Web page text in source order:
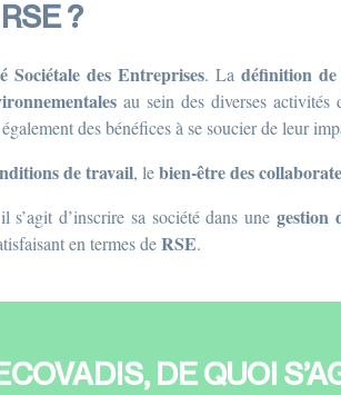
?
Sociétale des Entreprises. La définition
au sein des diverses activités
des bénéfices à se soucier de leur
de travail, lebien-être des
s’agit d’inscrire sa société dans une gestion
en termes deRSE.
DE QUOI